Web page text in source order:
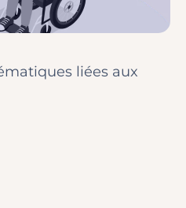
liées aux